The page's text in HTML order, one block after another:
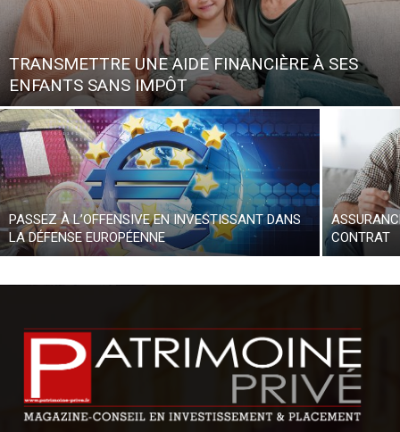
TRANSMETTRE UNE AIDE FINANCIÈRE À SES
ENFANTS SANS IMPÔT
PASSEZ À L’OFFENSIVE EN INVESTISSANT DANS
LA DÉFENSE EUROPÉENNE
CONTRAT